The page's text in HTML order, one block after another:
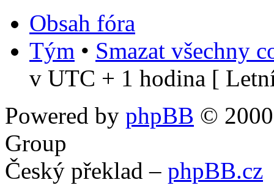
Obsah fóra
Tým • Smazat všechny
v UTC + 1 hodina [
Powered by phpBB ©
Group
Český překlad – phpBB.cz